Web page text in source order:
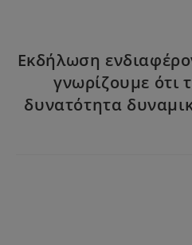
Εκδήλωση
γνωρίζουμε ότι
δυνατότητα